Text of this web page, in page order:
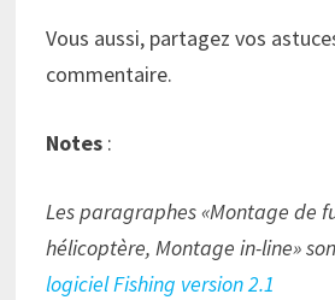
Vous aussi, partagez vos
commentaire.
Notes:
Les paragraphes «Montage de
hélicoptère, Montage in-line»
logiciel Fishing version 2.1